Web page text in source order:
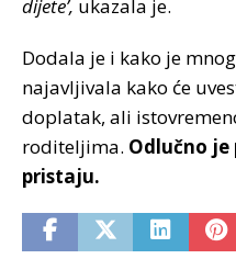
dijete’, ukazala je.
Dodala je i kako je
najavljivala kako će
doplatak, ali
roditeljima. Odlučno
pristaju.